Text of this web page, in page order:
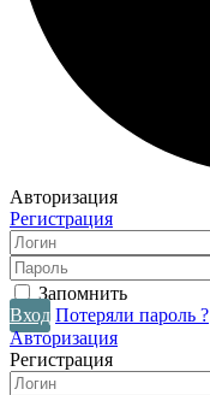
Авторизация
Регистрация
Запомнить
Вход Потеряли пароль ?
Авторизация
Регистрация